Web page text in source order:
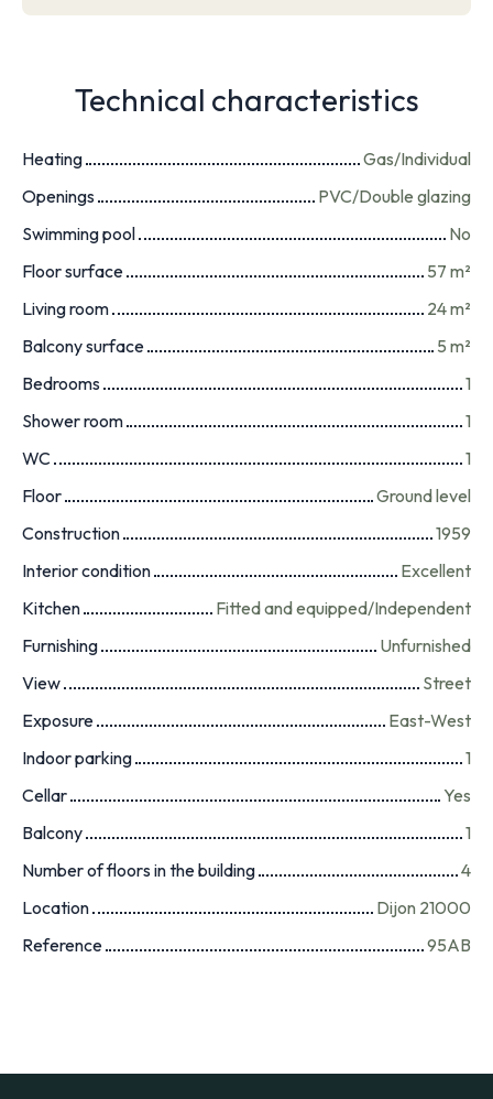
Technical characteristics
Heating
Gas/Individual
Openings
PVC/Double glazing
Swimming pool
No
Floor surface
57 m²
Living room
24m²
Balcony surface
5 m²
Bedrooms
1
Shower room
1
WC
1
Floor
Ground level
Construction
1959
Interior condition
Excellent
Kitchen
Fitted and equipped/Independent
Furnishing
Unfurnished
View
Street
Exposure
East-West
Indoor parking
1
Cellar
Yes
Balcony
1
Number of floors in the building
4
Location
Dijon 21000
Reference
95AB